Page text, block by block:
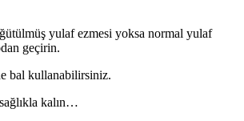
yulaf ezmesi yoksa normal yulaf
geçirin.
bal kullanabilirsiniz.
kalın…